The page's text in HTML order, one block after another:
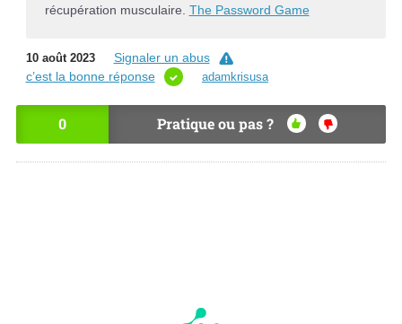
récupération musculaire. The Password Game
10 août 2023
Signaler un abus
c’est la bonne réponse
adamkrisusa
0 Pratique ou pas ?
OU
I
NO